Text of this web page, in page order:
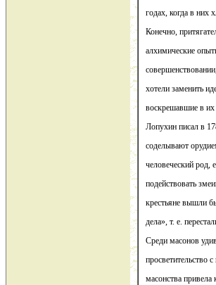
годах, когда в них
Конечно,
алхимические
хотели заменить
воскрешавшие в
Лопухин писал в
соделывают
человеческий род,
подействовать
крестьяне вышли
дела», т. е.
Среди масонов
просветительство
масонства привела